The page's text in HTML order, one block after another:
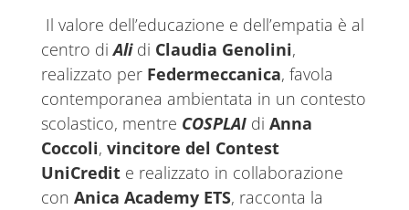
Il valore dell’educazione e dell’empatia è al
centro diAli di Claudia Genolini,
realizzato per Federmeccanica, favola
contemporanea ambientata in un contesto
scolastico, mentre COSPLAI di Anna
Coccoli, vincitore del Contest
UniCredite realizzato in collaborazione
con Anica Academy ETS, racconta la